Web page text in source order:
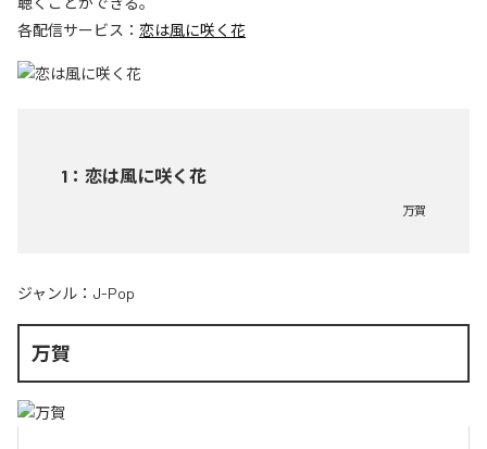
各配信サービス： 恋は風に咲く花
1 ： 恋は風に咲く花
万賀
ジャンル： J-Pop
万賀